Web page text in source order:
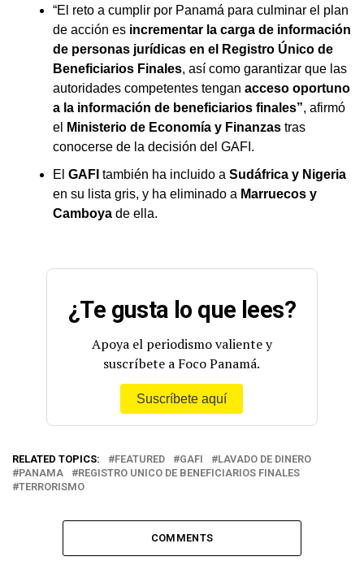
“El reto a cumplir por Panamá para culminar el plan
de acción es incrementar la carga de información
de personas jurídicas en el Registro Único de
Beneficiarios Finales, así como garantizar que las
autoridades competentes tengan acceso oportuno
a la información de beneficiarios finales”, afirmó
el
Ministerio de Economía y Finanzas tras
conocerse de la decisión del GAFI.
El GAFI también ha incluido a Sudáfrica y Nigeria
en su lista gris, y ha eliminado a Marruecos y
Camboya de ella.
¿Te gusta lo que lees?
Apoya el periodismo valiente y
suscríbete a Foco Panamá.
Suscríbete aquí
RELATED TOPICS: FEATURED GAFI
LAVADO DE DINERO
PANAMA
REGISTRO UNICO DE BENEFICIARIOS FINALES
TERRORISMO
COMMENTS